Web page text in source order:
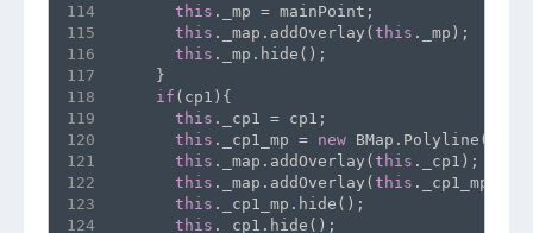
114
115
116
117
118
119
120
121
122
123
124
this ._mp = mainPoint;
this ._map.addOverlay(this ._mp);
this ._mp.hide();
    }
if (cp1){
this ._cp1 = cp1;
this ._cp1_mp = new BMap.Polyline([
this ._map.addOverlay(this ._cp1);
this ._map.addOverlay(this ._cp1_mp);
this ._cp1_mp.hide();
this ._cp1.hide();